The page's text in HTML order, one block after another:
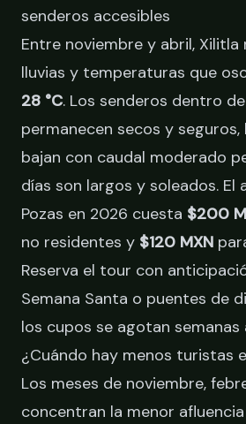
senderos accesibles
Entre noviembre y abril, Xilitla
lluvias y temperaturas que
28 °C. Los senderos dentro
permanecen secos y seguros,
bajan con caudal moderado
días son largos y soleados. El
Pozas en 2026 cuesta $200
no residentes y $120 MXN
Reserva el tour con
Semana Santa o puentes de
los cupos se agotan semanas
¿Cuándo hay menos turistas
Los meses de noviembre,
concentran la menor